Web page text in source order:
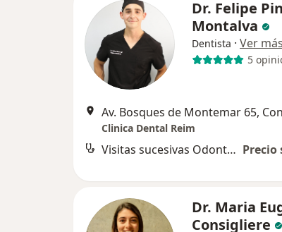
Dr. Felipe
Montalva
Dentista · Ver más
5
Av. Bosques de Montemar 65,
Clinica Dental Reim
Visitas sucesivas Odontología Precio
Dr. Maria
Consigliere